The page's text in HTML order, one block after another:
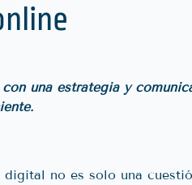
una estrategia y
no es solo una